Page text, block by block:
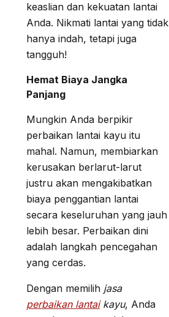
keaslian dan kekuatan lantai
Anda. Nikmati lantai yang tidak
hanya indah, tetapi juga
tangguh!
Hemat Biaya Jangka
Panjang
Mungkin Anda berpikir
perbaikan lantai kayu itu
mahal. Namun, membiarkan
kerusakan berlarut-larut
justru akan mengakibatkan
biaya penggantian lantai
secara keseluruhan yang jauh
lebih besar. Perbaikan dini
adalah langkah pencegahan
yang cerdas.
Dengan memilih jasa
perbaikan lantaikayu, Anda